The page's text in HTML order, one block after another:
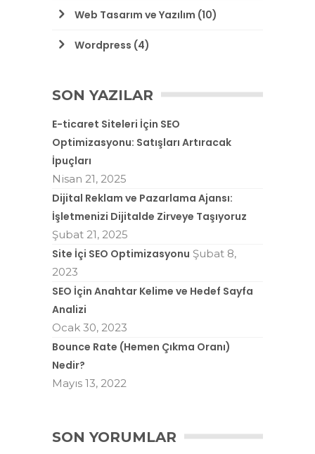
Web Tasarım ve Yazılım (10)
Wordpress (4)
SON YAZILAR
E-ticaret Siteleri İçin SEO
Optimizasyonu: Satışları Artıracak
İpuçları
Nisan 21, 2025
Dijital Reklam ve Pazarlama Ajansı:
İşletmenizi Dijitalde Zirveye Taşıyoruz
Şubat 21, 2025
Site İçi SEO Optimizasyonu Şubat 8,
2023
SEO İçin Anahtar Kelime ve Hedef Sayfa
Analizi
Ocak 30, 2023
Bounce Rate (Hemen Çıkma Oranı)
Nedir?
Mayıs 13, 2022
SON YORUMLAR